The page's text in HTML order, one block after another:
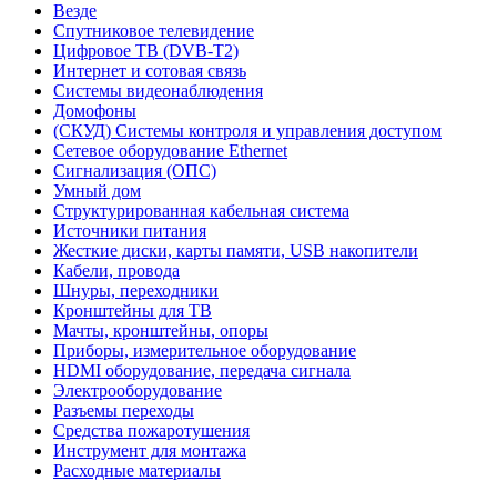
Везде
Спутниковое телевидение
Цифровое ТВ (DVB-T2)
Интернет и сотовая связь
Системы видеонаблюдения
Домофоны
(СКУД) Системы контроля и управления доступом
Сетевое оборудование Ethernet
Сигнализация (ОПС)
Умный дом
Структурированная кабельная система
Источники питания
Жесткие диски, карты памяти, USB накопители
Кабели, провода
Шнуры, переходники
Кронштейны для ТВ
Мачты, кронштейны, опоры
Приборы, измерительное оборудование
HDMI оборудование, передача сигнала
Электрооборудование
Разъемы переходы
Средства пожаротушения
Инструмент для монтажа
Расходные материалы